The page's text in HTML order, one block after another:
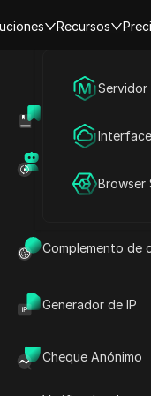
Marketing en
Publicidad
Compartir
Recursos
Complemento de
Generador de IP
Cheque Anónimo
Servidor
Browser
Hacer
Abrir en
Abrir en
Hacer
para acceso a